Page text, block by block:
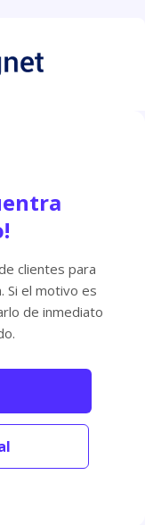
clientes para
Si el motivo es
de inmediato